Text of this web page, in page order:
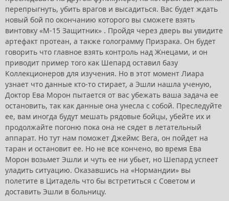
перепрыгнуть, убить врагов и высадиться. Вас будет ждать
новый бой по окончанию которого вы сможете взять
винтовку «М-15 Защитник» . Пройдя через дверь вы увидите
артефакт протеан, а также голограмму Призрака. Он будет
говорить что главное взять контроль над Жнецами, и он
приводит пример того как Шепард оставил базу
Коллекционеров для изучения. Но в этот момент Лиара
узнает что данные кто-то стирает, а Эшли нашла ученую,
Доктор Ева Морон пытается от вас убежать ваша задача ее
остановить, так как данные она унесла с собой. Преследуйте
ее, вам иногда будут мешать рядовые бойцы, убейте их и
продолжайте погоню пока она не сядет в летательный
аппарат. Но тут нам поможет Джеймс Вега, он пойдет на
таран и остановит ее. Но не все кончено, во время Ева
Морон возьмет Эшли и чуть ее ни убьет, но Шепард успеет
уладить ситуацию. Оказавшись на «Нормандии» вы
полетите в Цитадель что бы встретиться с Советом и
доставить Эшли в больницу.